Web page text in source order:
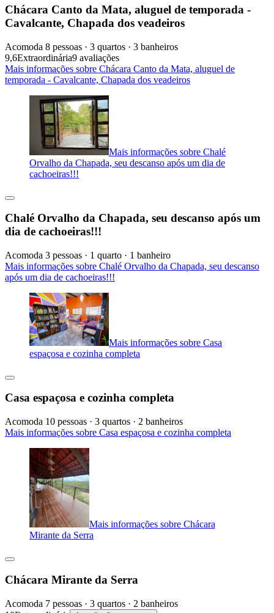
Chácara Canto da Mata, aluguel de temporada -
Cavalcante, Chapada dos veadeiros
Acomoda 8 pessoas · 3 quartos · 3 banheiros
9,6Extraordinária9 avaliações
Mais informações sobre Chácara Canto da Mata, aluguel de
temporada - Cavalcante, Chapada dos veadeiros
Mais informações sobre Chalé
Orvalho da Chapada, seu descanso após um dia de
cachoeiras!!!
Chalé Orvalho da Chapada, seu descanso após um
dia de cachoeiras!!!
Acomoda 3 pessoas · 1 quarto · 1 banheiro
Mais informações sobre Chalé Orvalho da Chapada, seu descanso
após um dia de cachoeiras!!!
Mais informações sobre Casa
espaçosa e cozinha completa
Casa espaçosa e cozinha completa
Acomoda 10 pessoas · 3 quartos · 2 banheiros
Mais informações sobre Casa espaçosa e cozinha completa
Mais informações sobre Chácara
Mirante da Serra
Chácara Mirante da Serra
Acomoda 7 pessoas · 3 quartos · 2 banheiros